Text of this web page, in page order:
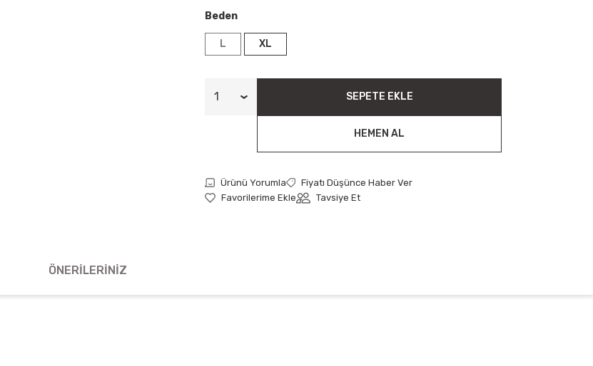
Beden
L XL
SEPETE EKLE
HEMEN AL
Ürünü Yorumla
Fiyatı Düşünce Haber Ver
Tavsiye Et
ÖNERILERINIZ